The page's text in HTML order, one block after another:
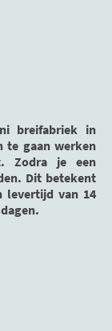
breifabriek in
te gaan werken
Zodra je een
Dit betekent
levertijd van 14